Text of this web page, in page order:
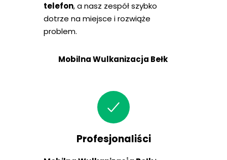
Profesjonaliści
telefon, a nasz zespół szybko
dotrze na miejsce i rozwiąże
problem.
Mobilna Wulkanizacja Bełk